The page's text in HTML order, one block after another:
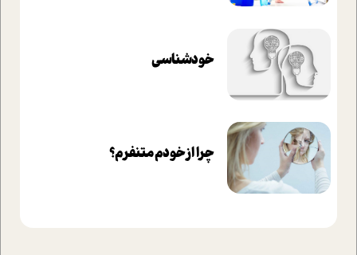
خودشناسی
چرا از خودم متنفرم؟